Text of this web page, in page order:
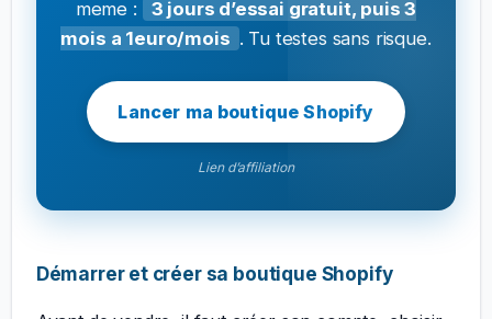
meme :
3 jours d’essai gratuit, puis 3
mois a 1euro/mois . Tu testes sans risque.
Lancer ma boutique Shopify
Lien d’affiliation
Démarrer et créer sa boutique Shopify